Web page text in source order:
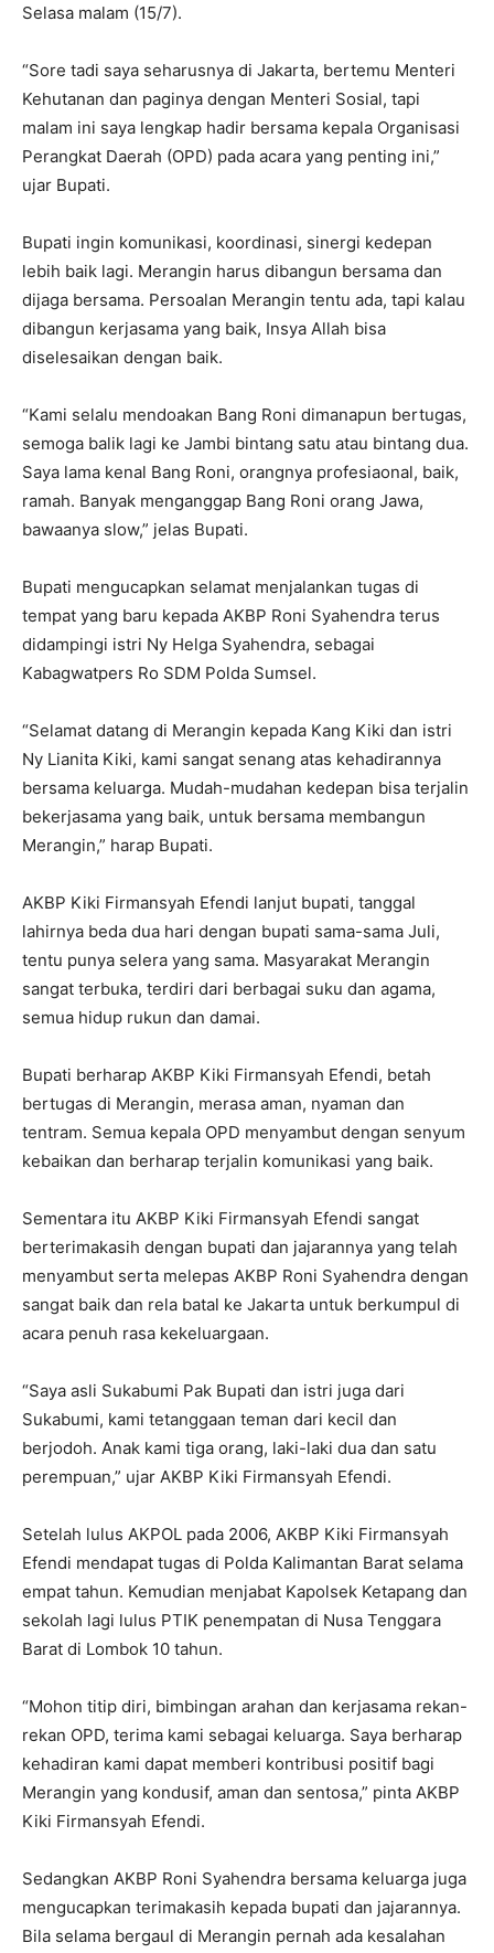
Selasa malam (15/7).
“Sore tadi saya seharusnya di Jakarta, bertemu Menteri
Kehutanan dan paginya dengan Menteri Sosial, tapi
malam ini saya lengkap hadir bersama kepala Organisasi
Perangkat Daerah (OPD) pada acara yang penting ini,”
ujar Bupati.
Bupati ingin komunikasi, koordinasi, sinergi kedepan
lebih baik lagi. Merangin harus dibangun bersama dan
dijaga bersama. Persoalan Merangin tentu ada, tapi kalau
dibangun kerjasama yang baik, Insya Allah bisa
diselesaikan dengan baik.
“Kami selalu mendoakan Bang Roni dimanapun bertugas,
semoga balik lagi ke Jambi bintang satu atau bintang dua.
Saya lama kenal Bang Roni, orangnya profesiaonal, baik,
ramah. Banyak menganggap Bang Roni orang Jawa,
bawaanya slow,” jelas Bupati.
Bupati mengucapkan selamat menjalankan tugas di
tempat yang baru kepada AKBP Roni Syahendra terus
didampingi istri Ny Helga Syahendra, sebagai
Kabagwatpers Ro SDM Polda Sumsel.
“Selamat datang di Merangin kepada Kang Kiki dan istri
Ny Lianita Kiki, kami sangat senang atas kehadirannya
bersama keluarga. Mudah-mudahan kedepan bisa terjalin
bekerjasama yang baik, untuk bersama membangun
Merangin,” harap Bupati.
AKBP Kiki Firmansyah Efendi lanjut bupati, tanggal
lahirnya beda dua hari dengan bupati sama-sama Juli,
tentu punya selera yang sama. Masyarakat Merangin
sangat terbuka, terdiri dari berbagai suku dan agama,
semua hidup rukun dan damai.
Bupati berharap AKBP Kiki Firmansyah Efendi, betah
bertugas di Merangin, merasa aman, nyaman dan
tentram. Semua kepala OPD menyambut dengan senyum
kebaikan dan berharap terjalin komunikasi yang baik.
Sementara itu AKBP Kiki Firmansyah Efendi sangat
berterimakasih dengan bupati dan jajarannya yang telah
menyambut serta melepas AKBP Roni Syahendra dengan
sangat baik dan rela batal ke Jakarta untuk berkumpul di
acara penuh rasa kekeluargaan.
“Saya asli Sukabumi Pak Bupati dan istri juga dari
Sukabumi, kami tetanggaan teman dari kecil dan
berjodoh. Anak kami tiga orang, laki-laki dua dan satu
perempuan,” ujar AKBP Kiki Firmansyah Efendi.
Setelah lulus AKPOL pada 2006, AKBP Kiki Firmansyah
Efendi mendapat tugas di Polda Kalimantan Barat selama
empat tahun. Kemudian menjabat Kapolsek Ketapang dan
sekolah lagi lulus PTIK penempatan di Nusa Tenggara
Barat di Lombok 10 tahun.
“Mohon titip diri, bimbingan arahan dan kerjasama rekan-
rekan OPD, terima kami sebagai keluarga. Saya berharap
kehadiran kami dapat memberi kontribusi positif bagi
Merangin yang kondusif, aman dan sentosa,” pinta AKBP
Kiki Firmansyah Efendi.
Sedangkan AKBP Roni Syahendra bersama keluarga juga
mengucapkan terimakasih kepada bupati dan jajarannya.
Bila selama bergaul di Merangin pernah ada kesalahan